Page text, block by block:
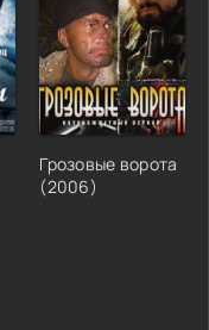
Грозовые ворота
(2006)